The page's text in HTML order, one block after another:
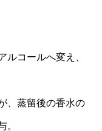
ルコールへ変え、
、蒸留後の香水の
。